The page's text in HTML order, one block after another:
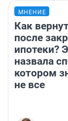
МНЕНИЕ
Как
после
ипотеки?
назвала
котором
не все